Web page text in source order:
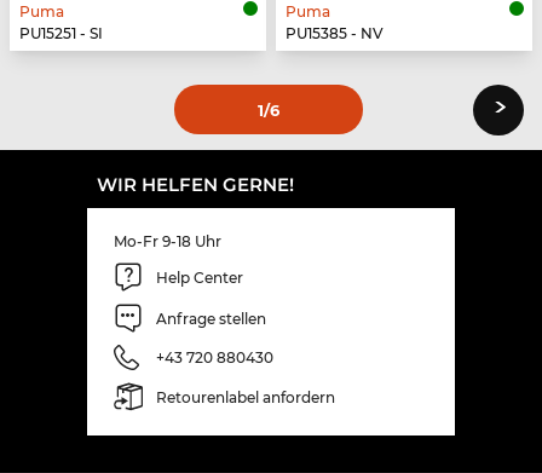
Puma
PU15251 - SI
Puma
PU15385 - NV
1/6 ›
WIR HELFEN GERNE!
Mo-Fr 9-18 Uhr
Help Center
Anfrage stellen
+43 720 880430
Retourenlabel anfordern